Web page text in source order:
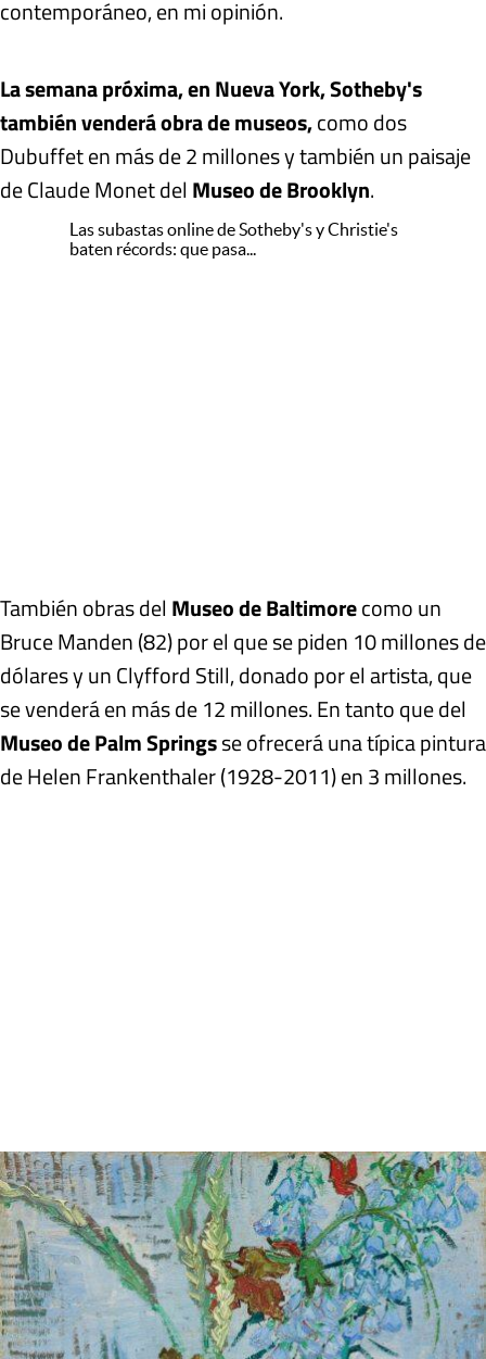
contemporáneo, en mi opinión.
La semana próxima, en Nueva York, Sotheby's
también venderá obra de museos,como dos
Dubuffet en más de 2 millones y también un paisaje
de Claude Monet del Museo de Brooklyn.
Las subastas online de Sotheby's y Christie's
baten récords: que pasa...
También obras del Museo de Baltimorecomo un
Bruce Manden (82) por el que se piden 10 millones de
dólares y un Clyfford Still, donado por el artista, que
se venderá en más de 12 millones. En tanto que del
Museo de Palm Springsse ofrecerá una típica pintura
de Helen Frankenthaler (1928-2011) en 3 millones.